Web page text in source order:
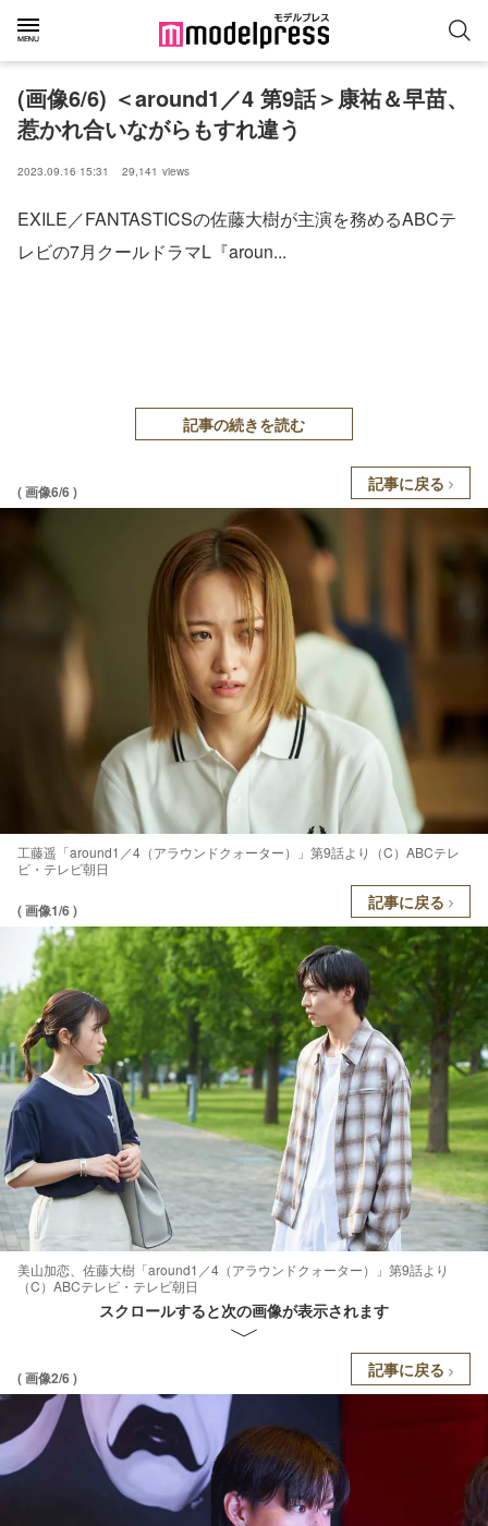
(画像6/6) ＜around1／4 第9話＞康祐＆早苗、
惹かれ合いながらもすれ違う
2023.09.16 15:31 29,141 views
EXILE／FANTASTICSの佐藤大樹が主演を務めるABCテ
レビの7月クールドラマL『aroun...
記事の続きを読む
( 画像6/6 ) 記事に戻る
工藤遥「around1／4（アラウンドクォーター）」第9話より（C）ABCテレ
ビ・テレビ朝日
( 画像1/6 ) 記事に戻る
美山加恋、佐藤大樹「around1／4（アラウンドクォーター）」第9話より
（C）ABCテレビ・テレビ朝日
スクロールすると次の画像が表示されます
( 画像2/6 ) 記事に戻る